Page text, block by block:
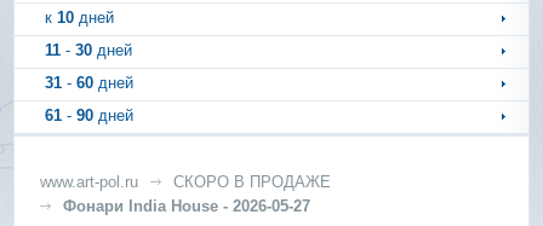
к10дней
11 -30 дней
31 -60 дней
61 -90 дней
www.art-pol.ru
СКОРО В ПРОДАЖЕ
Фонари India House - 2026-05-27